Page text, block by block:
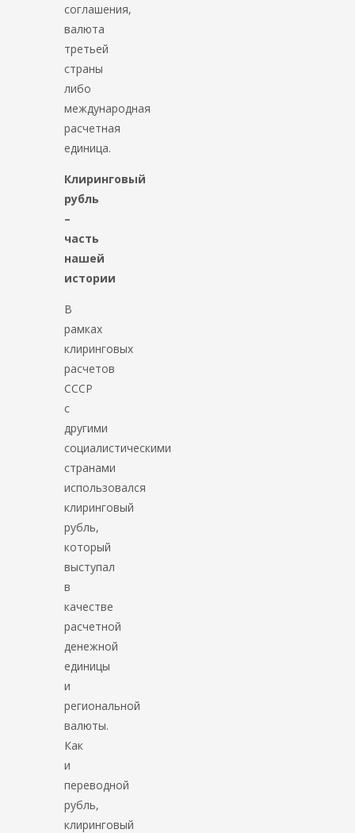
соглашения,
валюта
третьей
страны
либо
международная
расчетная
единица.
Клиринговый
рубль
–
часть
нашей
истории
В
рамках
клиринговых
расчетов
СССР
с
другими
социалистическими
странами
использовался
клиринговый
рубль,
который
выступал
в
качестве
расчетной
денежной
единицы
и
региональной
валюты.
Как
и
переводной
рубль,
клиринговый